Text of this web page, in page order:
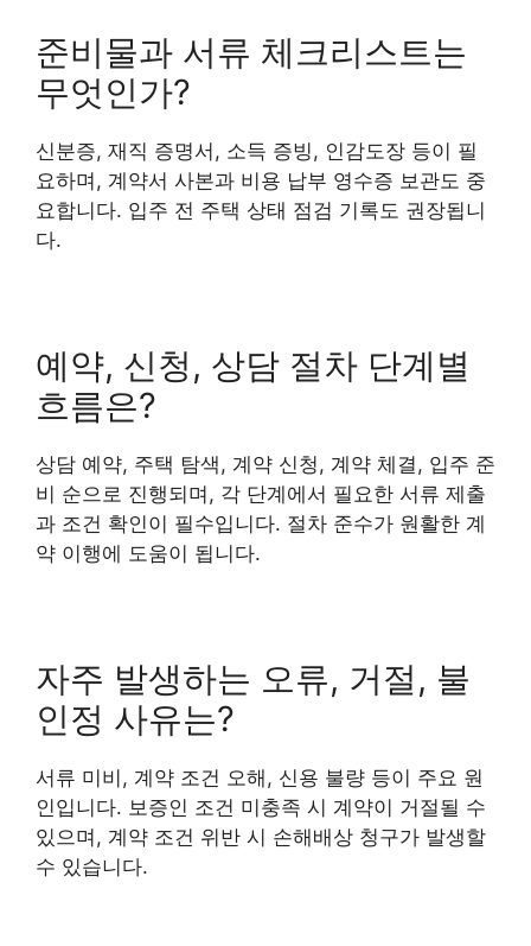
준비물과 서류 체크리스트는
무엇인가?
신분증, 재직 증명서, 소득 증빙, 인감도장 등이 필
요하며, 계약서 사본과 비용 납부 영수증 보관도 중
요합니다. 입주 전 주택 상태 점검 기록도 권장됩니
다.
예약, 신청, 상담 절차 단계별
흐름은?
상담 예약, 주택 탐색, 계약 신청, 계약 체결, 입주 준
비 순으로 진행되며, 각 단계에서 필요한 서류 제출
과 조건 확인이 필수입니다. 절차 준수가 원활한 계
약 이행에 도움이 됩니다.
자주 발생하는 오류, 거절, 불
인정 사유는?
서류 미비, 계약 조건 오해, 신용 불량 등이 주요 원
인입니다. 보증인 조건 미충족 시 계약이 거절될 수
있으며, 계약 조건 위반 시 손해배상 청구가 발생할
수 있습니다.